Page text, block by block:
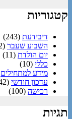
קטגוריות
דיבידעת (243)
השבוע שעבר (52)
יום הולדת (11)
כללי (10)
מידע למתחילים
עדכון חודשי (142)
רכישה (100)
תגיות